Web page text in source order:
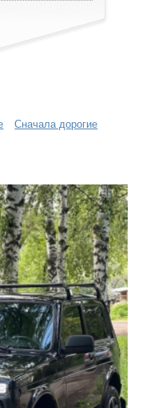
Сначала дорогие